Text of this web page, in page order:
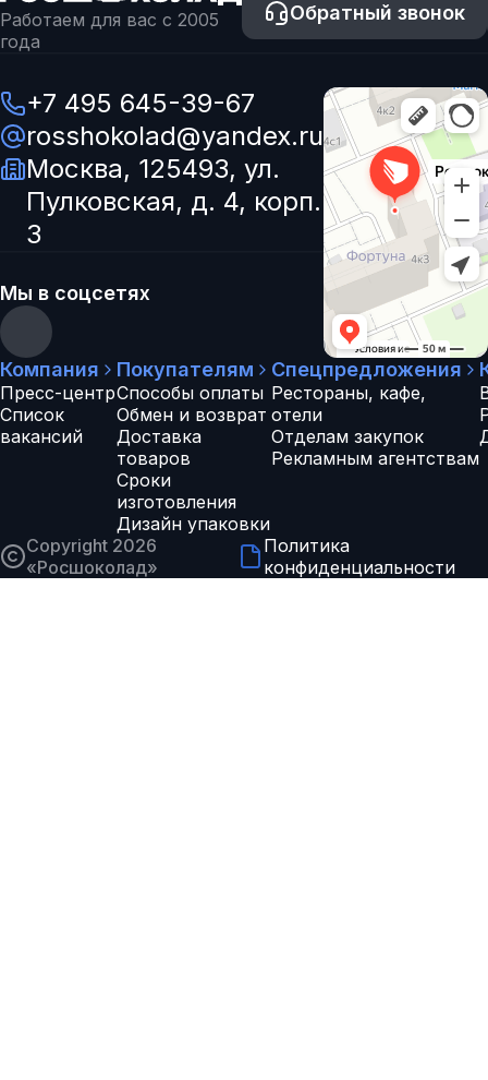
Работаем для вас с 2005
года
Обратный звонок
+7 495 645-39-67
rosshokolad@yandex.ru
Москва, 125493, ул.
Пулковская, д. 4, корп.
3
Мы в соцсетях
Компания
Пресс-центр
Список
вакансий
Покупателям
Способы оплаты
Обмен и возврат
Доставка
товаров
Сроки
изготовления
Дизайн упаковки
Спецпредложения
Рестораны, кафе,
отели
Отделам закупок
Рекламным агентствам
Copyright 2026
«Росшоколад»
Политика
конфиденциальности